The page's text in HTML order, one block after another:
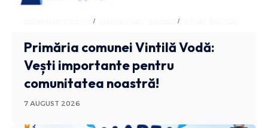
ADMINISTRATIV ANUNTURI BUZAU
Primăria comunei Vintilă Vodă:
Vești importante pentru
comunitatea noastră!
7 AUGUST 2026